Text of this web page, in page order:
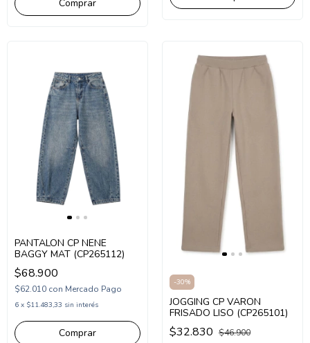
Comprar
PANTALON CP NENE
BAGGY MAT (CP265112)
$68.900
$62.010 con Mercado Pago
6 x $11.483,33 sin interés
Comprar
-30%
JOGGING CP VARON
FRISADO LISO (CP265101)
$32.830 $46.900